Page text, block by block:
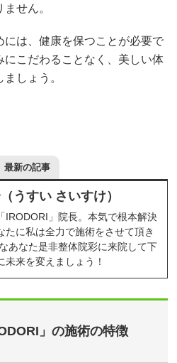
せん。
には、健康を保つことが必要で
にこだわることなく、美しい体
しょう。
最新の記事
うすい さいすけ）
」院長。本気で根本解決
たに私は全力で施術をさせて頂き
あなた是非整体院彩に来院して下
未来を変えましょう！
」の施術の特徴